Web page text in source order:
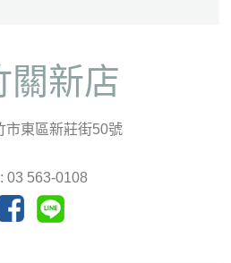
關新店
市東區新莊街50號
03 563-0108